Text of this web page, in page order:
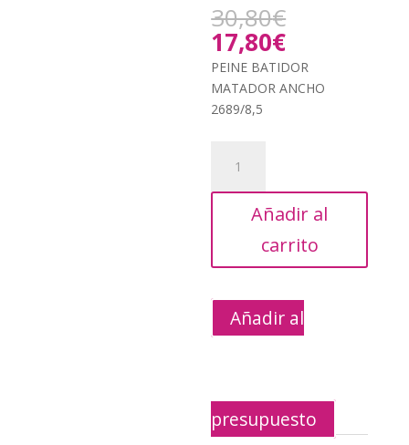
30,80€
original
era:
30,80€.
17,80€El
precio
actual
es:
PEINE BATIDOR
MATADOR ANCHO
2689/8,5
BATIDOR
MATADOR
ANCHOAñadir al
carrito
Añadir al
presupuesto